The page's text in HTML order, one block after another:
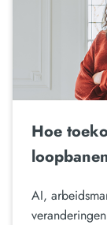
Hoe
AI,